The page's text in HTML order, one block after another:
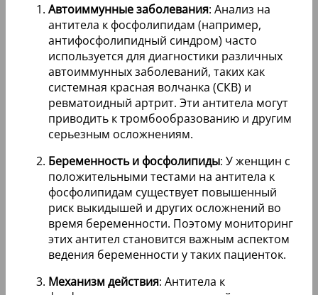
Автоиммунные заболевания: Анализ на
антитела к фосфолипидам (например,
антифосфолипидный синдром) часто
используется для диагностики различных
автоиммунных заболеваний, таких как
системная красная волчанка (СКВ) и
ревматоидный артрит. Эти антитела могут
приводить к тромбообразованию и другим
серьезным осложнениям.
Беременность и фосфолипиды: У женщин с
положительными тестами на антитела к
фосфолипидам существует повышенный
риск выкидышей и других осложнений во
время беременности. Поэтому мониторинг
этих антител становится важным аспектом
ведения беременности у таких пациенток.
Механизм действия: Антитела к